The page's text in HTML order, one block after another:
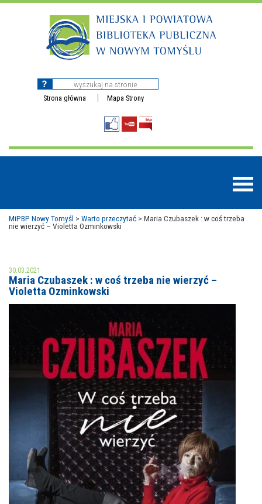
Strona główna Mapa Strony
MOJE KONTO
NAJBLIŻSZE WYDARZENIA
WYDARZENIA BIEŻĄCE
WYDARZYŁO SIĘ
NASZA OFERTA
STREFA WIEDZY O REGIONIE
STREFA KOLORU
FORMY STAŁE
NASZE FILIE
POLECANE STRONY
WYDARZENIA KULTURALNE
FOTO
MiPBP Nowy Tomyśl > Warto przeczytać > Maria Czubaszek : w coś trzeba
nie wierzyć – Violetta Ozminkowski
30.03.2021
Maria Czubaszek : w coś trzeba nie wierzyć –
Violetta Ozminkowski